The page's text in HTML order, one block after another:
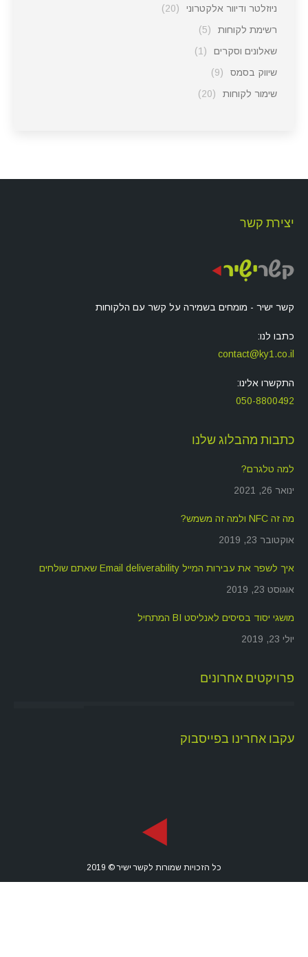
ניוזלטר ודיוור אלקטרוני
(20)
רשימת לקוחות
(5)
שאלונים וסקרים
(1)
שיווק בסמס
(9)
שימור לקוחות
(20)
יצירת קשר
קשר ישיר - מומחים בשמירה על קשר עם הלקוחות
כתבו לנו:
contact@ky1.co.il
התקשרו אלינו:
050-8800492
כתבות מהבלוג שלנו
למה טלגרם?
ינואר 26, 2021
מה זה NFC ולמה זה משמש?
אוקטובר 23, 2019
איך לשפר את עבירות המייל Email deliverability שאתם שולחים
אוגוסט 23, 2019
מושגי יסוד בסיסים לאנליסט BI המתחיל
יולי 23, 2019
פרויקטים אחרונים
עקבו אחרינו בפייסבוק
כל הזכויות שמורות לקשר ישיר © 2019